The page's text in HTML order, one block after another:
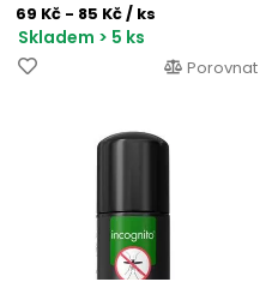
69 Kč - 85 Kč/ ks
Skladem > 5 ks
Porovnat